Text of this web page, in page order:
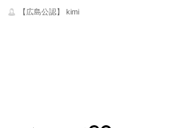
【広島公認】 kimi